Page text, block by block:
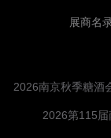
展商名
2026南京秋季糖酒
2026第115